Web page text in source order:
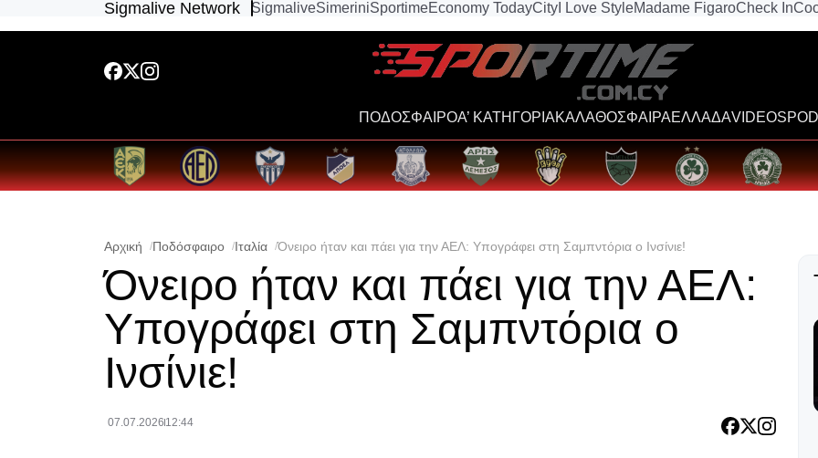
Sigmalive Network SigmaliveSimeriniSportimeEconomy TodayCity I Love StyleMadame FigaroCheck In
ΠΟΔΟΣΦΑΙΡΟΑ’ ΚΑΤΗΓΟΡΙΑΚΑΛΑΘΟΣΦΑΙΡΑΕΛΛΑΔΑVIDEOS
Αρχική Ποδόσφαιρο Ιταλία Όνειρο ήταν και πάει για την ΑΕΛ: Yπογράφει στη Σαμπντόρια o Ινσίνιε!
Όνειρο ήταν και πάει για την ΑΕΛ:
Yπογράφει στη Σαμπντόρια o
Ινσίνιε!
07.07.2026 12:44